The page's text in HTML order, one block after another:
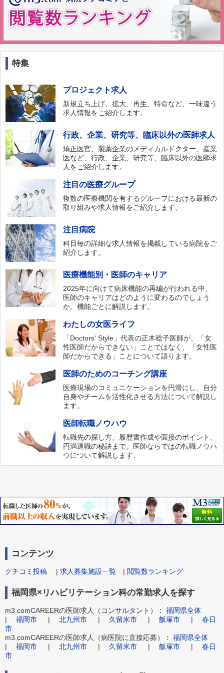
特集
プロジェクト求人
新規立ち上げ、拡大、再生、特命など、一味違う
求人情報をご紹介します。
行政、企業、研究等、臨床以外の医師求人
矯正医官、製薬企業のメディカルドクター、産業
医など、行政、企業、研究等、臨床以外の医師求
人をご紹介します。
注目の医療グループ
複数の医療機関を有するグループにおける最新の
取り組みや求人情報をご紹介します。
注目病院
科目毎の詳細な求人情報を掲載している病院をご
紹介します。
医療機能別・医師のキャリア
2025年に向けて病床機能の再編が行われる中、
医師のキャリアはどのように変わるのでしょう
か。機能ごとに解説します。
わたしの女医ライフ
「Doctors‘ Style」代表の正木稔子医師が、「女
性医師だからできない」ことではなく、「女性医
師だからできる」ことについて語ります。
医師のためのコーチング講座
医療現場のコミュニケーションを円滑にし、自分
自身やチームを活性化させる方法について解説し
ます。
医師転職ノウハウ
転職先の探し方、履歴書作成や面接のポイント、
円満退職の秘訣まで。医師ならではの転職ノウハ
ウについて解説します。
コンテンツ
クチコミ投稿 | 求人募集施設一覧 | 閲覧数ランキング
福岡県×リハビリテーション科の常勤求人を探す
m3.comCAREERの医師求人（コンサルタント）： 福岡県全体
| 福岡市 | 北九州市 | 久留米市 | 飯塚市 | 春日
市
m3.comCAREERの医師求人（病医院に直接応募）： 福岡県全体
| 福岡市 | 北九州市 | 久留米市 | 飯塚市 | 春日
市